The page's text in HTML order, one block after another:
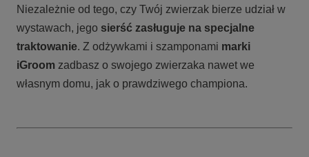
Niezależnie od tego, czy Twój zwierzak bierze udział w
wystawach, jego sierść zasługuje na specjalne
traktowanie. Z odżywkami i szamponami marki
iGroom zadbasz o swojego zwierzaka nawet we
własnym domu, jak o prawdziwego championa.